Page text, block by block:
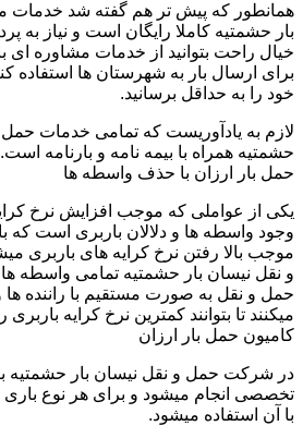
همانطور که پیش تر هم گفته شد خدمات
بار حشمتیه کاملا رایگان است و نیاز به
خیال راحت بتوانید از خدمات مشاوره ای
برای ارسال بار به شهرستان ها استفاده
خود را به حداقل برسانید.
لازم به یادآوریست که تمامی خدمات حمل
حشمتیه همراه با بیمه نامه و بارنامه است.
حمل بار ارزان با حذف واسطه ها
یکی از عواملی که موجب افزایش نرخ
وجود واسطه ها و دلالان باربری است که
موجب بالا رفتن نرخ کرایه های باربری
و نقل نیسان بار حشمتیه تمامی واسطه
حمل و نقل به صورت مستقیم با راننده ها
میکنند تا بتوانند کمترین نرخ کرایه باربری
کامیون حمل بار ارزان
در شرکت حمل و نقل نیسان بار حشمتیه
تخصصی انجام میشود و برای هر نوع
با آن استفاده میشود.